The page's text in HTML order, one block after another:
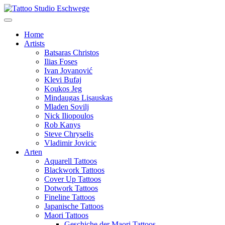
Home
Artists
Batsaras Christos
Ilias Foses
Ivan Jovanović
Klevi Bufaj
Koukos Jeg
Mindaugas Lisauskas
Mladen Sovilj
Nick Iliopoulos
Rob Kanys
Steve Chryselis
Vladimir Jovicic
Arten
Aquarell Tattoos
Blackwork Tattoos
Cover Up Tattoos
Dotwork Tattoos
Fineline Tattoos
Japanische Tattoos
Maori Tattoos